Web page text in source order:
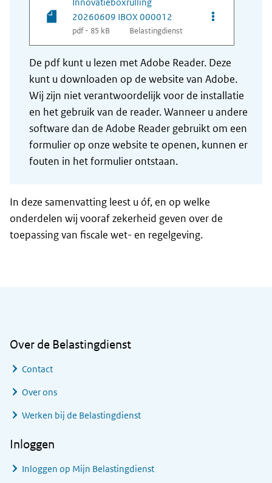
20260609 IBOX 000012
pdf - 85 kB Belastingdienst
Opties van
De pdf kunt u lezen met Adobe Reader. Deze
kunt u downloaden op de website van Adobe.
Wij zijn niet verantwoordelijk voor de installatie
en het gebruik van de reader. Wanneer u andere
software dan de Adobe Reader gebruikt om een
formulier op onze website te openen, kunnen er
fouten in het formulier ontstaan.
In deze samenvatting leest u óf, en op welke
onderdelen wij vooraf zekerheid geven over de
toepassing van fiscale wet- en regelgeving.
Over de Belastingdienst
Contact
Over ons
Werken bij de Belastingdienst
Inloggen
Inloggen op Mijn Belastingdienst